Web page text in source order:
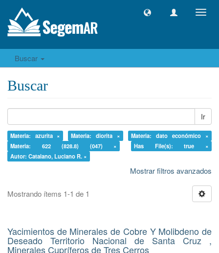
Buscar
Buscar
Ir
Materia: azurita × Materia: diorita ×
Materia: dato económico ×
Materia: 622 (828.8) (047) ×
Has File(s): true ×
Autor: Catalano, Luciano R. ×
Mostrar filtros avanzados
Mostrando ítems 1-1 de 1
Yacimientos de Minerales de Cobre Y Molibdeno de
Deseado Territorio Nacional de Santa Cruz ,
Minerales Cupríferos de Tres Cerros